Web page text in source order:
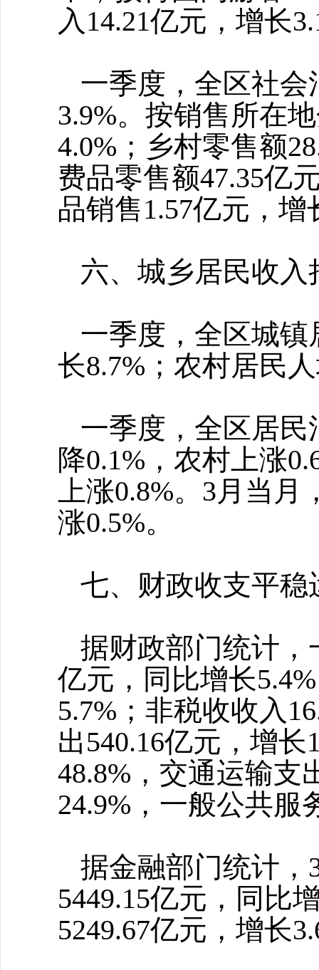
入14.21亿元，增长
一季度，全区社
3.9%。按销售所在
4.0%；乡村零售额
费品零售额47.35亿
品销售1.57亿元，增
六、城乡居民收
一季度，全区城
长8.7%；农村居民
一季度，全区居
降0.1%，农村上涨
上涨0.8%。3月当月
涨0.5%。
七、财政收支平
据财政部门统计
亿元，同比增长
5.7%；非税收收入
出540.16亿元，增
48.8%，交通运输支
24.9%，一般公共服
据金融部门统计，
5449.15亿元，同比
5249.67亿元，增长